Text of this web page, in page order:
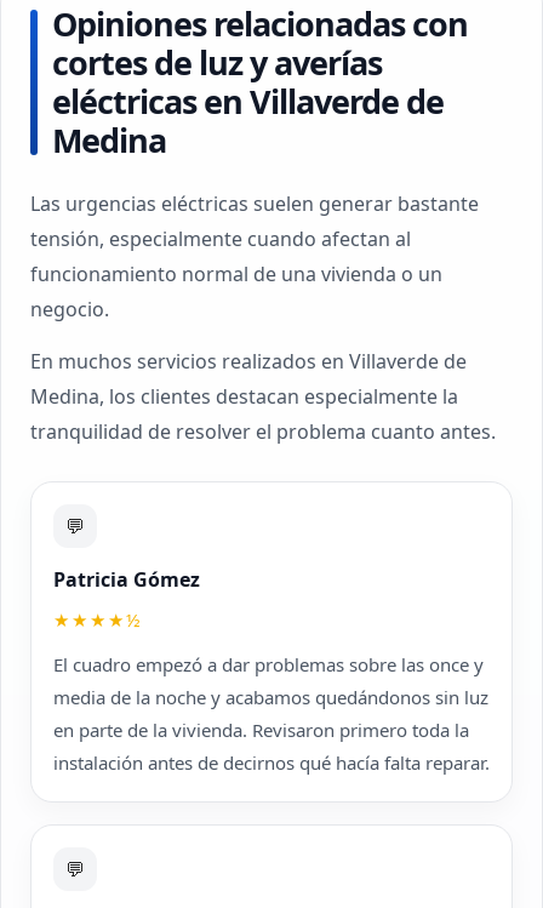
Opiniones relacionadas con
cortes de luz y averías
eléctricas en Villaverde de
Medina
Las urgencias eléctricas suelen generar bastante
tensión, especialmente cuando afectan al
funcionamiento normal de una vivienda o un
negocio.
En muchos servicios realizados en Villaverde de
Medina, los clientes destacan especialmente la
tranquilidad de resolver el problema cuanto antes.
💬
Patricia Gómez
★★★★½
El cuadro empezó a dar problemas sobre las once y
media de la noche y acabamos quedándonos sin luz
en parte de la vivienda. Revisaron primero toda la
instalación antes de decirnos qué hacía falta reparar.
💬